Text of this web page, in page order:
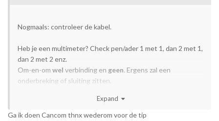
Nogmaals: controleer de kabel.
Heb je een multimeter? Check pen/ader 1 met 1, dan 2 met 1,
dan 2 met 2 enz.
Om-en-om wel verbinding en geen. Ergens zal een
onderbreking of sluiting zitten.
Expand
Ga ik doen Cancom thnx wederom voor de tip